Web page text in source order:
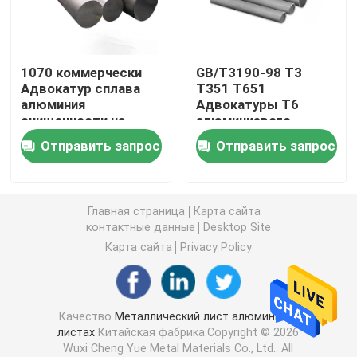
Алюминиевый круглый бар
Лист углерода стальной
Тонкие алюминиевые прокладки
круглый алюминиевый лист
Алюминиевая трубка катушки
1070 коммерчески
Адвокатур сплава
алюминия
очищенности на
части системы
вентиляции
воздушных судн
Отправить запрос
GB/T3190-98 T3
T351 T651
Адвокатуры T6
алюминиевого
сплава 6082 для
покрытия
Отправить запрос
Главная страница
Карта сайта
контактные данные
Desktop Site
Карта сайта
Privacy Policy
Качество Металлический лист алюминия в
листах Китайская фабрика.Copyright © 2026
Wuxi Cheng Yue Metal Materials Co., Ltd.. All